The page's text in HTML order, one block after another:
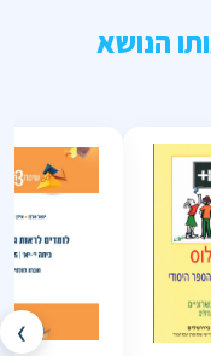
הנושא
›